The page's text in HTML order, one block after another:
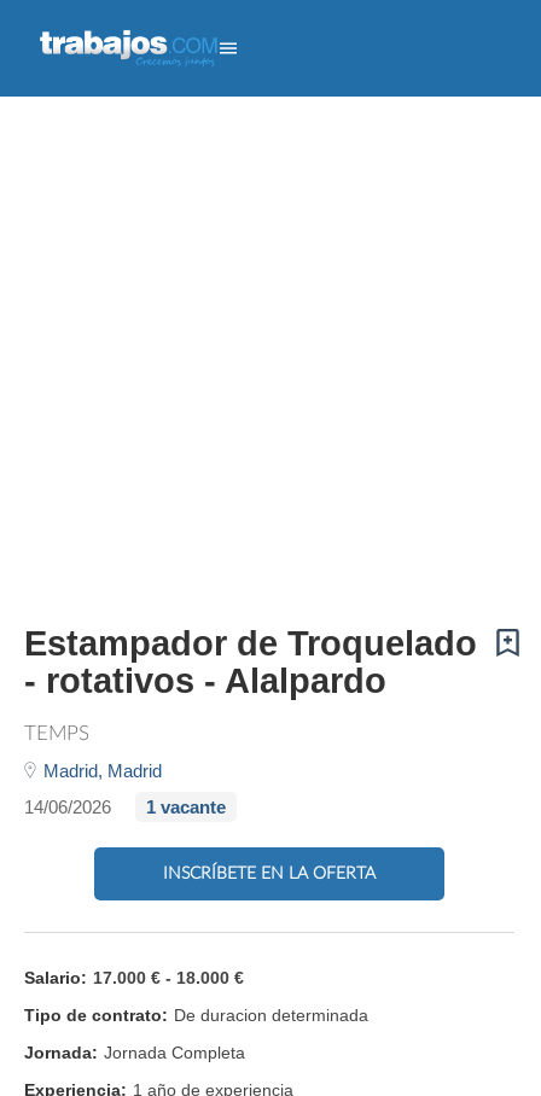
Estampador de Troquelado
- rotativos - Alalpardo
TEMPS
Madrid, Madrid
14/06/2026
1 vacante
INSCRÍBETE EN LA OFERTA
Salario: 17.000 € - 18.000 €
Tipo de contrato: De duracion determinada
Jornada: Jornada Completa
Experiencia: 1 año de experiencia